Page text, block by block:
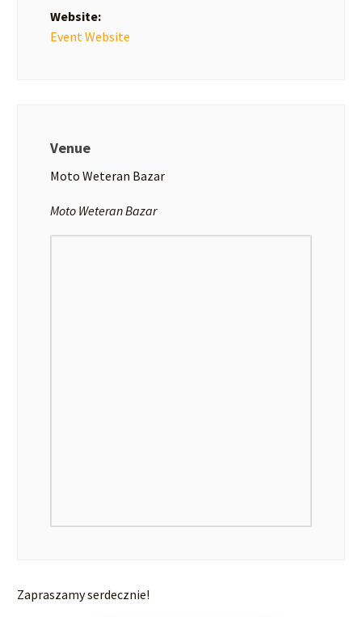
Website:
Event Website
Venue
Moto Weteran Bazar
Moto Weteran Bazar
Zapraszamy serdecznie!